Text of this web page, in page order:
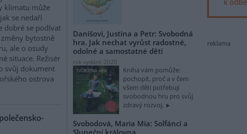
klimatu může
se nedaří
dobré se podívat
bytostně
ale o osudy
situace. Režisér
svůj dokument
ostrova
Danišovi, Justina a Petr: Svobodná
hra. Jak nechat vyrůst radostné,
odolné a samostatné děti
rok vydání: 2020
Kniha vám pomůže:
pochopit, proč a v čem
všem děti potřebují
svobodnou hru pro svůj
zdravý rozvoj,
Svobodová, Maria Mia: Solfánci a
Sluneční královna
reklama